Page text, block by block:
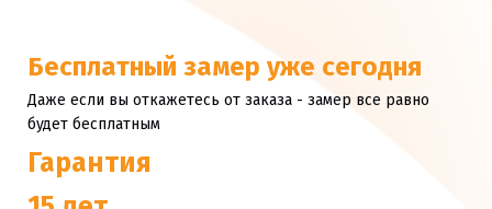
Бесплатный замер уже сегодня
Даже если вы откажетесь от заказа - замер все равно
будет бесплатным
Гарантия